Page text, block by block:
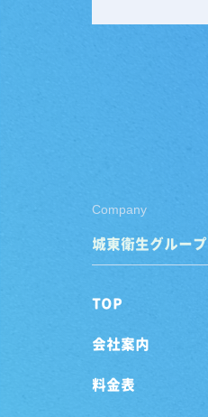
Company
城東衛生グループ
TOP
会社案内
料金表